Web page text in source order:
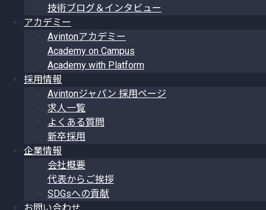
技術ブログ＆インタビュー
アカデミー
Avintonアカデミー
Academy on Campus
Academy with Platform
採用情報
Avintonジャパン 採用ページ
求人一覧
よくある質問
新卒採用
企業情報
会社概要
代表からご挨拶
SDGsへの貢献